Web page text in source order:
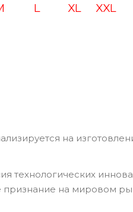
L XL XXL
на
технологических
признание на мировом